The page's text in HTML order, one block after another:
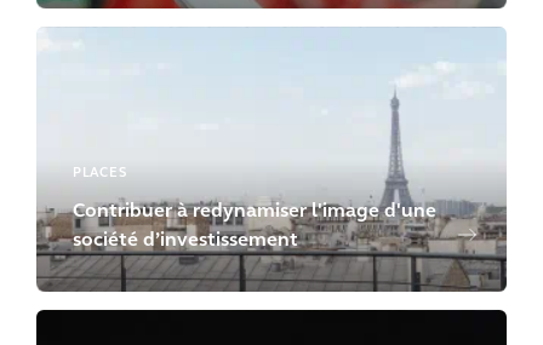
PLACES
Contribuer à redynamiser l'image d'une
société d’investissement